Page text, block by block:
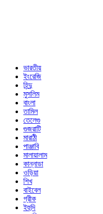
ভারতীয়
ইংরেজি
হিন্দু
মুসলিম
বাংলা
তামিল
তেলেগু
গুজরাটি
মারাঠী
পাঞ্জাবি
মালায়ালাম
কান্নাডা
ওড়িয়া
শিখ
বাইবেল
গ্রীক
ইহুদি